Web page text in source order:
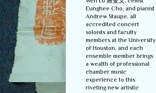
Eunghee Cho, and pianist
Andrew Staupe, all
accredited concert
soloists and faculty
members at the University
of Houston, and each
ensemble member brings
a wealth of professional
chamber music
experience to this
riveting new artistic